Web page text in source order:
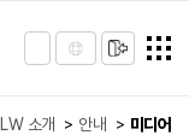
소개 안내 미디어